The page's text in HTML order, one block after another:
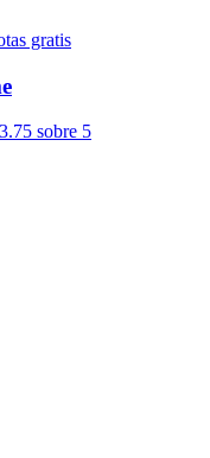
gratis
sobre 5